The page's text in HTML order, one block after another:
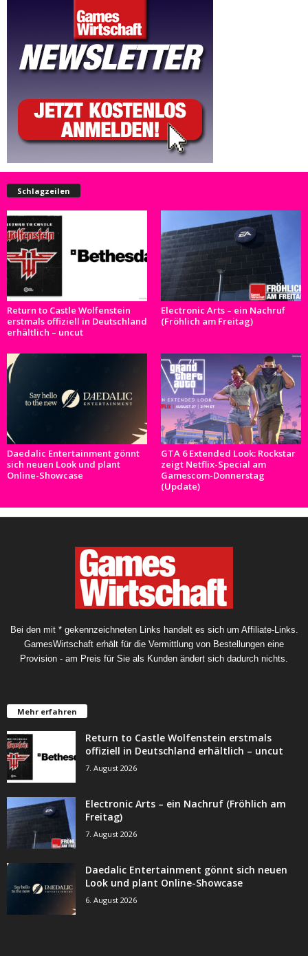
Schlagzeilen
Return to Castle Wolfenstein
erstmals offiziell in Deutschland
erhältlich – uncut
Electronic Arts – ein Nachruf
(Fröhlich am Freitag)
Daedalic Entertainment gönnt
sich neuen Look und plant
Online-Showcase
GTA 6 Extended Look: Rockstar
zeigt Netflix-Special am
Gamescom-Donnerstag
(Update)
Bei den mit * gekennzeichneten Links handelt es sich um Affiliate-Links.
GamesWirtschaft erhält für die Vermittlung von Bestellungen eine
Provision - am Preis für Sie als Kunden ändert sich dadurch nichts.
Mehr erfahren
Return to Castle Wolfenstein erstmals
offiziell in Deutschland erhältlich – uncut
7. August 2026
Electronic Arts – ein Nachruf (Fröhlich am
Freitag)
7. August 2026
Daedalic Entertainment gönnt sich neuen
Look und plant Online-Showcase
6. August 2026